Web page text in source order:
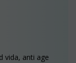
vida, anti age